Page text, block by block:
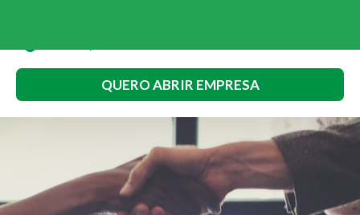
QUERO ABRIR EMPRESA